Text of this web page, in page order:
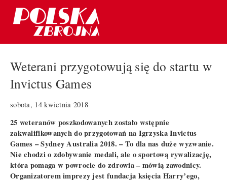
Weterani przygotowują się do startu w
Invictus Games
sobota, 14 kwietnia 2018
25 weteranów poszkodowanych zostało wstępnie
zakwalifikowanych do przygotowań na Igrzyska Invictus
Games – Sydney Australia 2018. – To dla nas duże wyzwanie.
Nie chodzi o zdobywanie medali, ale o sportową rywalizację,
która pomaga w powrocie do zdrowia – mówią zawodnicy.
Organizatorem imprezy jest fundacja księcia Harry’ego,